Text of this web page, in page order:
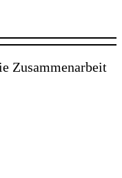
Zusammenarbeit